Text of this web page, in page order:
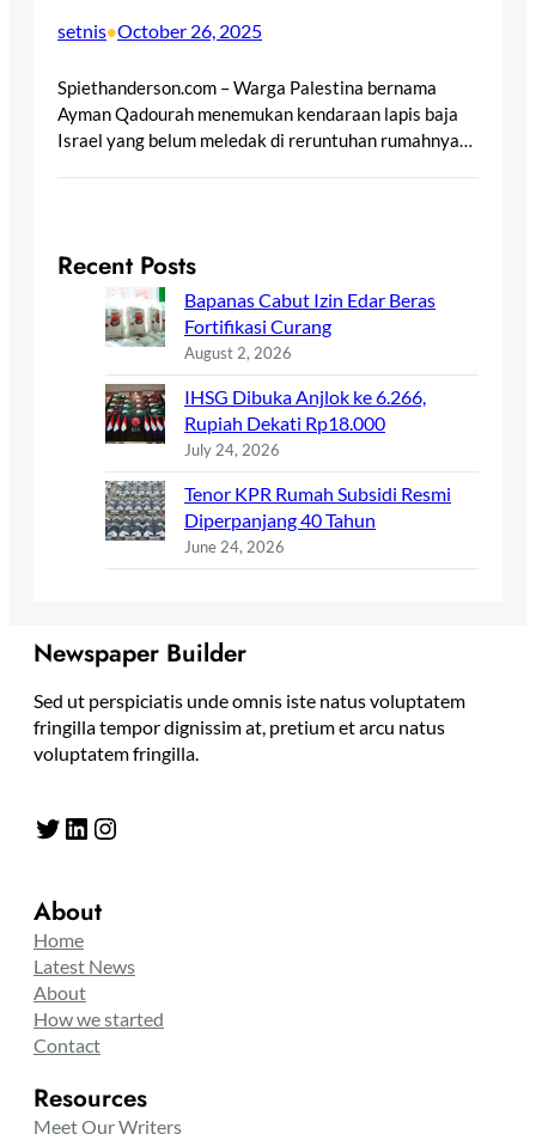
setnis•October 26, 2025
Spiethanderson.com – Warga Palestina bernama
Ayman Qadourah menemukan kendaraan lapis baja
Israel yang belum meledak di reruntuhan rumahnya…
Recent Posts
Bapanas Cabut Izin Edar Beras
Fortifikasi Curang
August 2, 2026
IHSG Dibuka Anjlok ke 6.266,
Rupiah Dekati Rp18.000
July 24, 2026
Tenor KPR Rumah Subsidi Resmi
Diperpanjang 40 Tahun
June 24, 2026
Newspaper Builder
Sed ut perspiciatis unde omnis iste natus voluptatem
fringilla tempor dignissim at, pretium et arcu natus
voluptatem fringilla.
Twitter LinkedIn Instagram
About
Home
Latest News
About
How we started
Contact
Resources
Meet Our Writers